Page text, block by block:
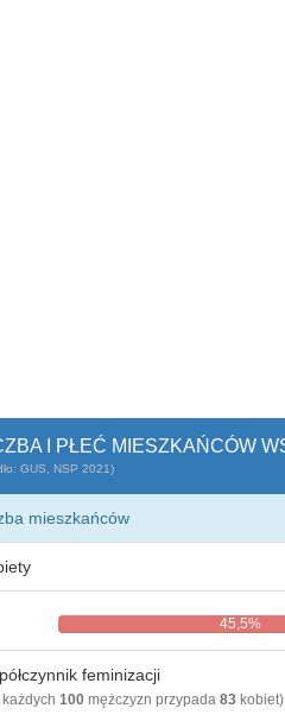
I PŁEĆ MIESZKAŃCÓW
GUS, NSP 2021)
mieszkańców
45,5%
feminizacji
100mężczyzn przypada 83kobiet)